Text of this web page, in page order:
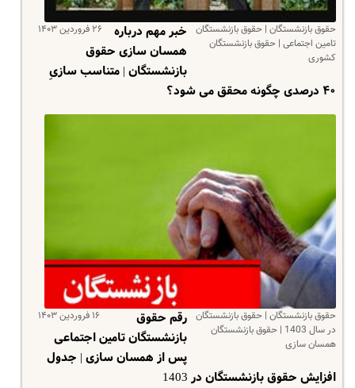
حقوق بازنشستگان | حقوق بازنشستگان
تامین اجتماعی | حقوق بازنشستگان
کشوری
۲۶ فروردین ۱۴۰۳
خبر مهم درباره
همسان سازی حقوق
بازنشستگان | متناسب سازیِ
۴۰ درصدی چگونه محقق می شود؟
حقوق بازنشستگان | حقوق بازنشستگان
در سال 1403 | حقوق بازنشستگان
همسان سازی
۱۶ فروردین ۱۴۰۳
رقم حقوق
بازنشستگان تامین اجتماعی
پس از همسان سازی | جدول
افزایش حقوق بازنشستگان در 1403